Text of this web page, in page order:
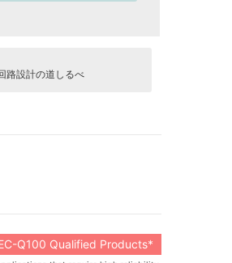
路設計の道しるべ
Q100 Qualified Products*